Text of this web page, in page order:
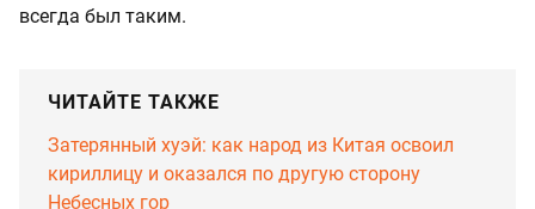
всегда был таким.
ЧИТАЙТЕ ТАКЖЕ
Затерянный хуэй: как народ из Китая освоил
кириллицу и оказался по другую сторону
Небесных гор